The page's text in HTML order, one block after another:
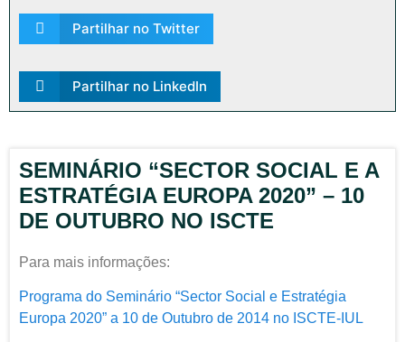
Partilhar no Twitter
Partilhar no LinkedIn
SEMINÁRIO “SECTOR SOCIAL E A
ESTRATÉGIA EUROPA 2020” – 10
DE OUTUBRO NO ISCTE
Para mais informações:
Programa do Seminário “Sector Social e Estratégia
Europa 2020” a 10 de Outubro de 2014 no ISCTE-IUL